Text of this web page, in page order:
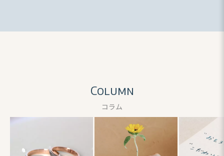
コラム
Column